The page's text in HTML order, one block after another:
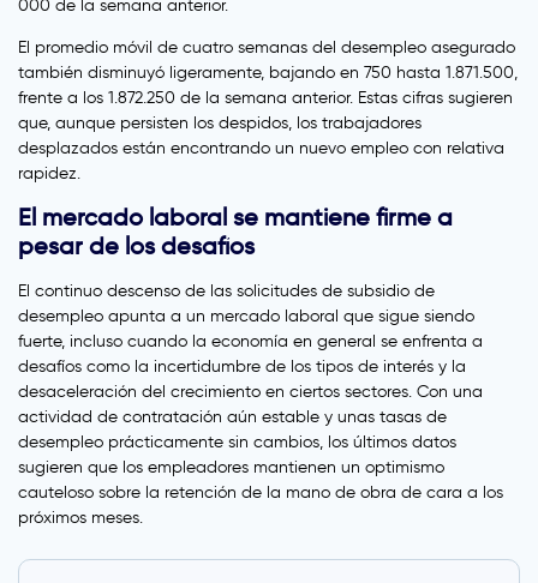
000 de la semana anterior.
El promedio móvil de cuatro semanas del desempleo asegurado
también disminuyó ligeramente, bajando en 750 hasta 1.871.500,
frente a los 1.872.250 de la semana anterior. Estas cifras sugieren
que, aunque persisten los despidos, los trabajadores
desplazados están encontrando un nuevo empleo con relativa
rapidez.
El mercado laboral se mantiene firme a
pesar de los desafíos
El continuo descenso de las solicitudes de subsidio de
desempleo apunta a un mercado laboral que sigue siendo
fuerte, incluso cuando la economía en general se enfrenta a
desafíos como la incertidumbre de los tipos de interés y la
desaceleración del crecimiento en ciertos sectores. Con una
actividad de contratación aún estable y unas tasas de
desempleo prácticamente sin cambios, los últimos datos
sugieren que los empleadores mantienen un optimismo
cauteloso sobre la retención de la mano de obra de cara a los
próximos meses.